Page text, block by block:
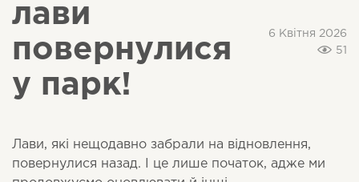
лави
повернулися
у парк!
6 Квітня 2026
51
Лави, які нещодавно забрали на відновлення,
повернулися назад. І це лише початок, адже ми